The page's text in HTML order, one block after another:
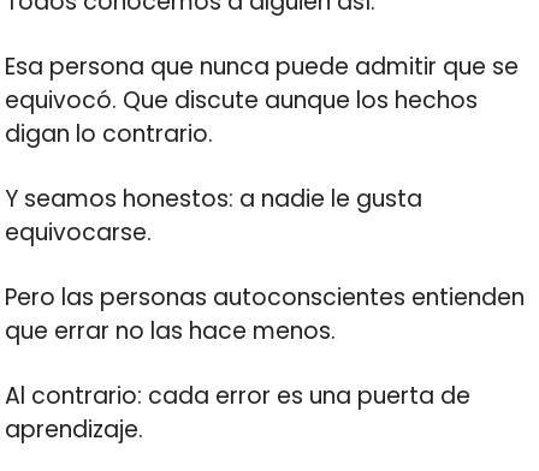
Esa persona que nunca puede admitir que se
equivocó. Que discute aunque los hechos
digan lo contrario.
Y seamos honestos: a nadie le gusta
equivocarse.
Pero las personas autoconscientes entienden
que errar no las hace menos.
Al contrario: cada error es una puerta de
aprendizaje.